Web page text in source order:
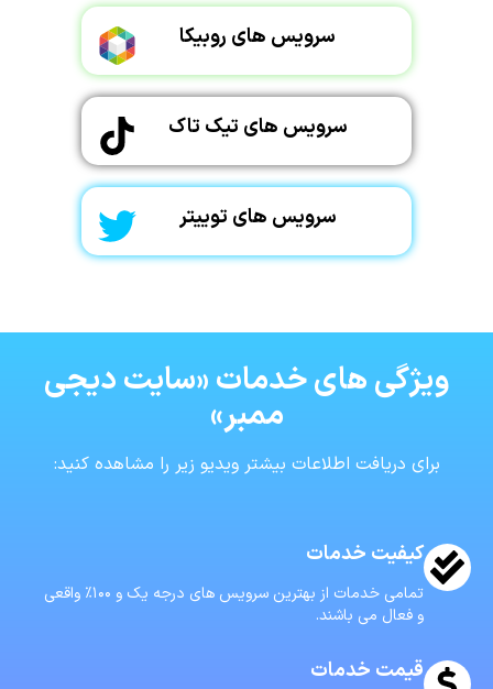
سرویس های روبیکا
سرویس های تیک تاک
سرویس های توییتر
ویژگی های خدمات «سایت دیجی
ممبر»
برای دریافت اطلاعات بیشتر ویدیو زیر را مشاهده کنید:
کیفیت خدمات
تمامی خدمات از بهترین سرویس های درجه یک و ۱۰۰٪ واقعی
و فعال می باشند.
قیمت خدمات